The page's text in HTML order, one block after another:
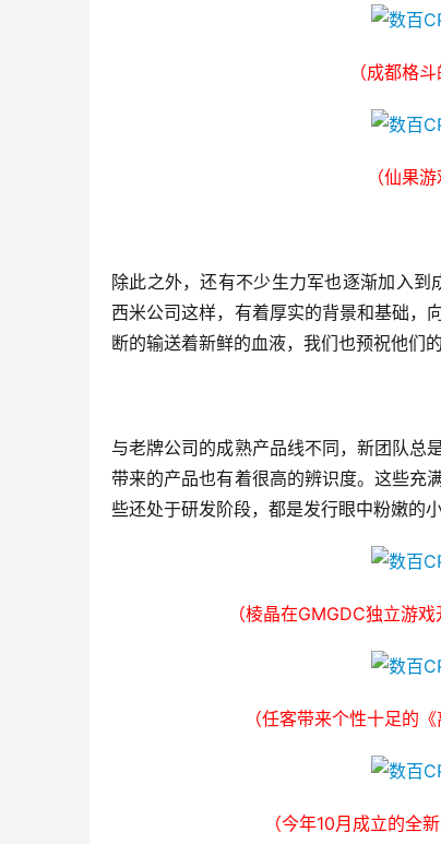
（成都格
（仙果
除此之外，还有不少生力军也逐渐加入
西米公司这样，有着厚实的背景和基础，
断的输送着新鲜的血液，我们也预祝他们
与老牌公司的成熟产品线不同，新团队总
带来的产品也有着很高的辨识度。这些充
些还处于研发阶段，都是发行眼中粉嫩的
（棱晶在GMGDC独立游
（任客带来个性十足的
（今年10月成立的全